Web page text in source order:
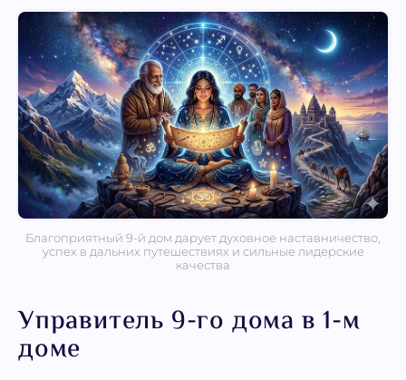
Благоприятный 9-й дом дарует духовное наставничество,
успех в дальних путешествиях и сильные лидерские
качества
Управитель 9-го дома в 1-м
доме